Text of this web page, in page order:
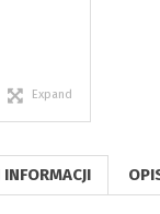
Expand
INFORMACJI